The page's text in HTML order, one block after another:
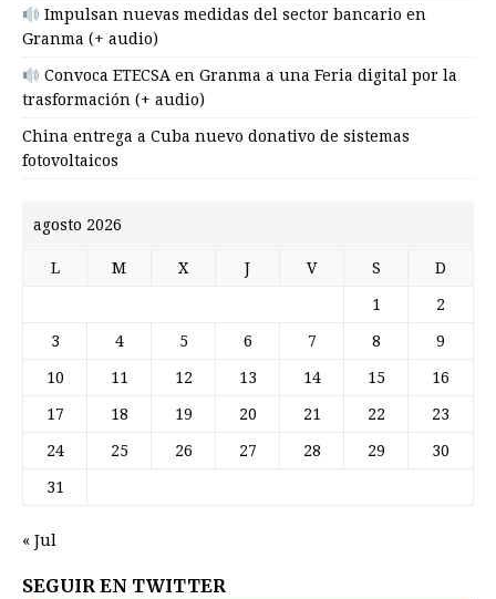
Impulsan nuevas medidas del sector bancario en
Granma (+ audio)
Convoca ETECSA en Granma a una Feria digital por la
trasformación (+ audio)
China entrega a Cuba nuevo donativo de sistemas
fotovoltaicos
agosto 2026
L M X J V S D
1 2
3 4 5 6 7 8 9
10 11 12 13 14 15 16
17 18 19 20 21 22 23
24 25 26 27 28 29 30
31
« Jul
SEGUIR EN TWITTER